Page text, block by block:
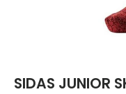
SIDAS JUNIOR